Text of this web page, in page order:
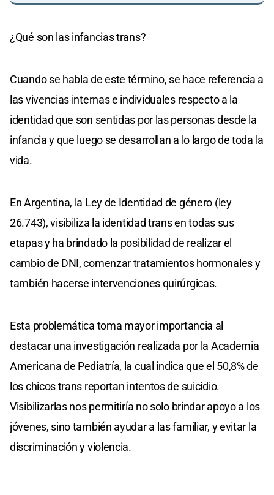
¿Qué son las infancias trans?
Cuando se habla de este término, se hace referencia a
las vivencias internas e individuales respecto a la
identidad que son sentidas por las personas desde la
infancia y que luego se desarrollan a lo largo de toda la
vida.
En Argentina, la Ley de Identidad de género (ley
26.743), visibiliza la identidad trans en todas sus
etapas y ha brindado la posibilidad de realizar el
cambio de DNI, comenzar tratamientos hormonales y
también hacerse intervenciones quirúrgicas.
Esta problemática toma mayor importancia al
destacar una investigación realizada por la Academia
Americana de Pediatría, la cual indica que el 50,8% de
los chicos trans reportan intentos de suicidio.
Visibilizarlas nos permitiría no solo brindar apoyo a los
jóvenes, sino también ayudar a las familiar, y evitar la
discriminación y violencia.